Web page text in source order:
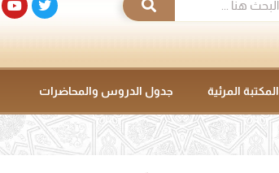
المكتبة المرئية جدول الدروس والمحاضرات